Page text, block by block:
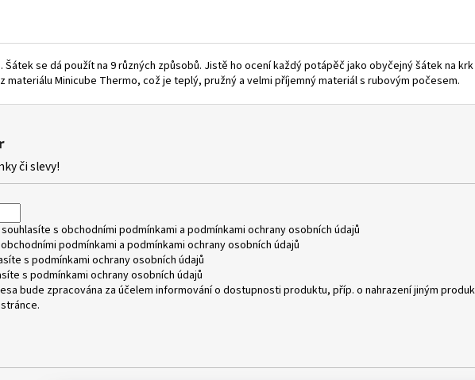
se dá použít na 9 různých způsobů. Jistě ho ocení každý potápěč jako obyčejný šátek na
materiálu Minicube Thermo, což je teplý, pružný a velmi příjemný materiál s rubovým počesem.
či slevy!
s obchodními podmínkami a podmínkami ochrany osobních údajů
obchodními podmínkami a podmínkami ochrany osobních údajů
s podmínkami ochrany osobních údajů
s podmínkami ochrany osobních údajů
bude zpracována za účelem informování o dostupnosti produktu, příp. o nahrazení jiným